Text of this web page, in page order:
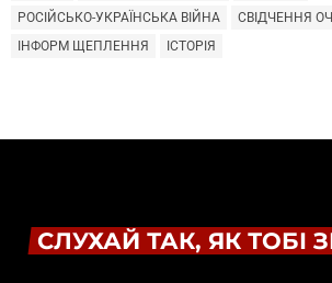
РОСІЙСЬКО-УКРАЇНСЬКА ВІЙНА
СВІДЧЕННЯ
ІНФОРМ ЩЕПЛЕННЯ
ІСТОРІЯ
СЛУХАЙ ТАК, ЯК ТОБІ